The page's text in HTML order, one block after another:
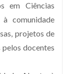
em Ciências
comunidade
projetos de
docentes